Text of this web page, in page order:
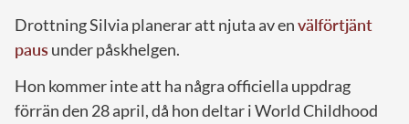
Drottning Silvia planerar att njuta av envälförtjänt
pausunder påskhelgen.
Hon kommer inte att ha några officiella uppdrag
förrän den 28 april, då hon deltar i World Childhood